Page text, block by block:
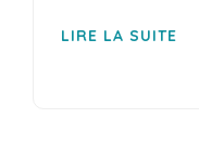
LIRE LA SUITE